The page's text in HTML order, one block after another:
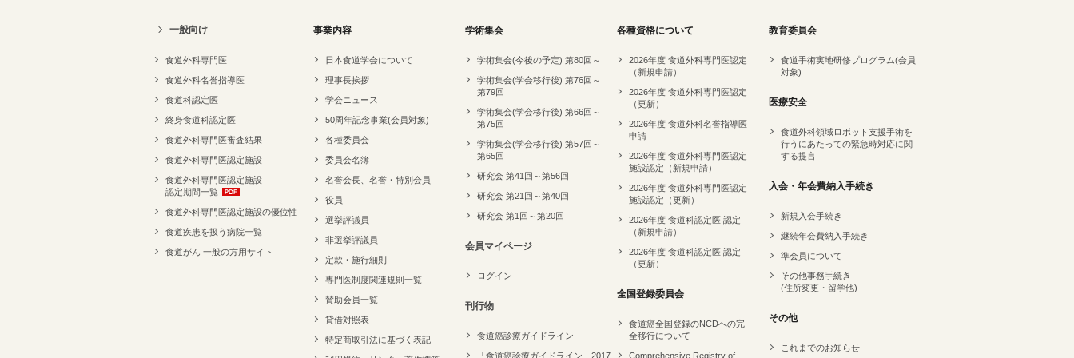
一般向け
食道外科専門医
食道外科名誉指導医
食道科認定医
終身食道科認定医
食道外科専門医審査結果
食道外科専門医認定施設
食道外科専門医認定施設
認定期間一覧
食道外科専門医認定施設の優位性
食道疾患を扱う病院一覧
食道がん 一般の方用サイト
事業内容
日本食道学会について
理事長挨拶
学会ニュース
50周年記念事業(会員対象)
各種委員会
委員会名簿
名誉会長、名誉・特別会員
役員
選挙評議員
非選挙評議員
定款・施行細則
専門医制度関連規則一覧
賛助会員一覧
貸借対照表
特定商取引法に基づく表記
学術集会
学術集会(今後の予定) 第80回～
学術集会(学会移行後) 第76回～
第79回
学術集会(学会移行後) 第66回～
第75回
学術集会(学会移行後) 第57回～
第65回
研究会 第41回～第56回
研究会 第21回～第40回
研究会 第1回～第20回
会員マイページ
ログイン
刊行物
食道癌診療ガイドライン
「食道癌診療ガイドライン 2017
各種資格について
2026年度 食道外科専門医認定
（新規申請）
2026年度 食道外科専門医認定
（更新）
2026年度 食道外科名誉指導医
申請
2026年度 食道外科専門医認定
施設認定（新規申請）
2026年度 食道外科専門医認定
施設認定（更新）
2026年度 食道科認定医 認定
（新規申請）
2026年度 食道科認定医 認定
（更新）
全国登録委員会
食道癌全国登録のNCDへの完
全移行について
Comprehensive Registry of
教育委員会
食道手術実地研修プログラム(会員
対象)
医療安全
食道外科領域ロボット支援手術を
行うにあたっての緊急時対応に関
する提言
入会・年会費納入手続き
新規入会手続き
継続年会費納入手続き
準会員について
その他事務手続き
(住所変更・留学他)
その他
これまでのお知らせ